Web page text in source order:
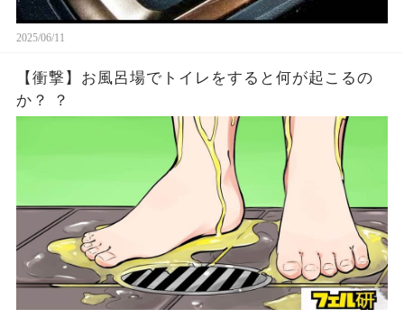
2025/06/11
【衝撃】お風呂場でトイレをすると何が起こるの
か？ ？